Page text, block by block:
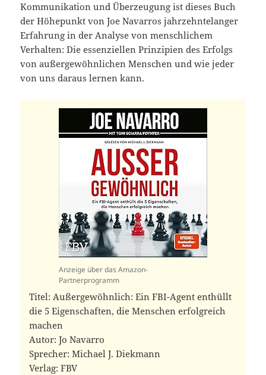
Kommunikation und Überzeugung ist dieses Buch
der Höhepunkt von Joe Navarros jahrzehntelanger
Erfahrung in der Analyse von menschlichem
Verhalten: Die essenziellen Prinzipien des Erfolgs
von außergewöhnlichen Menschen und wie jeder
von uns daraus lernen kann.
Anzeige über das Amazon-
Partnerprogramm
Titel: Außergewöhnlich: Ein FBI-Agent enthüllt
die 5 Eigenschaften, die Menschen erfolgreich
machen
Autor: Jo Navarro
Sprecher: Michael J. Diekmann
Verlag: FBV